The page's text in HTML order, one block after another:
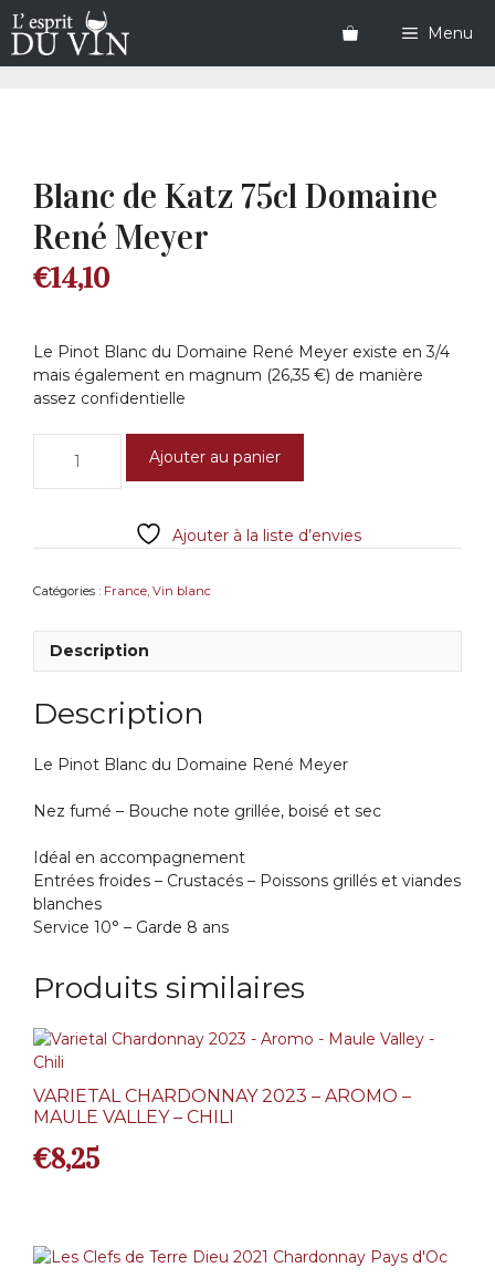
Aller
au
contenu
Menu
Blanc de Katz 75cl Domaine
René Meyer
€14,10
Le Pinot Blanc du Domaine René Meyer existe en 3/4
mais également en magnum (26,35 €) de manière
assez confidentielle
Blanc
Domaine
Meyer
Ajouter au panier
Ajouter à la liste d’envies
Catégories : France Vin blanc
Description
Description
Le Pinot Blanc du Domaine René Meyer
Nez fumé – Bouche note grillée, boisé et sec
Idéal en accompagnement
Entrées froides – Crustacés – Poissons grillés et viandes
blanches
Service 10° – Garde 8 ans
Produits similaires
VARIETAL CHARDONNAY 2023 – AROMO –
MAULE VALLEY – CHILI
€8,25